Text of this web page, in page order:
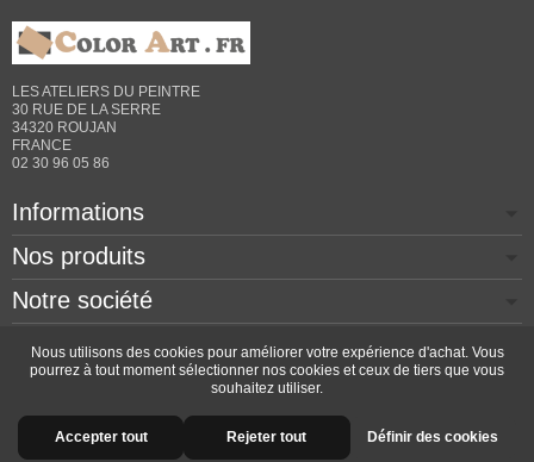
LES ATELIERS DU PEINTRE
30 RUE DE LA SERRE
34320 ROUJAN
FRANCE
02 30 96 05 86
Informations
Nos produits
Notre société
Contactez-nous
Copyright © 2026 - Design by Prestacrea
- Ecommerce
software byPrestaShop™
Nous utilisons des cookies pour améliorer votre expérience d'achat. Vous
pourrez à tout moment sélectionner nos cookies et ceux de tiers que vous
souhaitez utiliser.
Accepter tout Rejeter tout Définir des cookies